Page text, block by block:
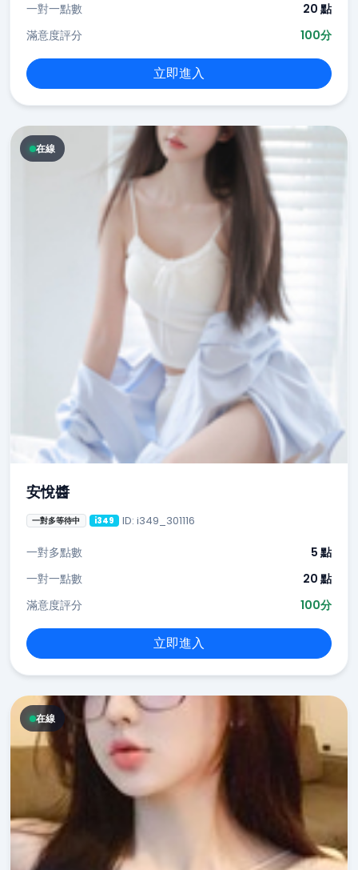
一對一點數
20 點
滿意度評分
100分
立即進入
在線
安悅醬
一對多等待中 i349 ID: i349_301116
一對多點數
5 點
一對一點數
20 點
滿意度評分
100分
立即進入
在線